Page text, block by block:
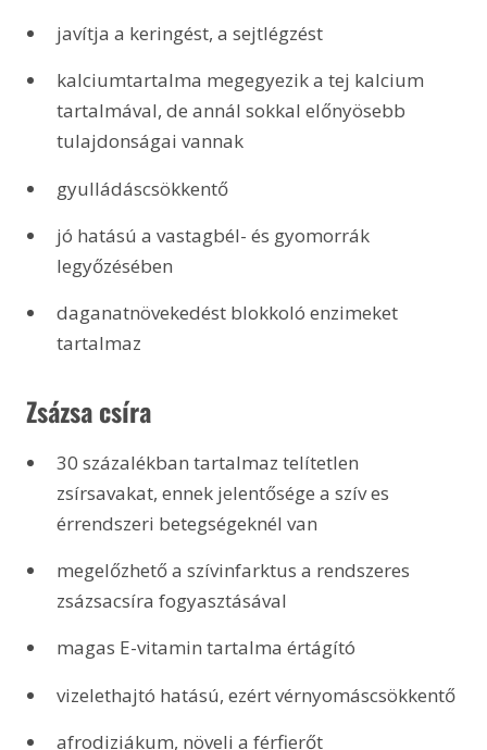
javítja a keringést, a sejtlégzést
kalciumtartalma megegyezik a tej kalcium
tartalmával, de annál sokkal előnyösebb
tulajdonságai vannak
gyulládáscsökkentő
jó hatású a vastagbél- és gyomorrák
legyőzésében
daganatnövekedést blokkoló enzimeket
tartalmaz
Zsázsa csíra
30 százalékban tartalmaz telítetlen
zsírsavakat, ennek jelentősége a szív es
érrendszeri betegségeknél van
megelőzhető a szívinfarktus a rendszeres
zsázsacsíra fogyasztásával
magas E-vitamin tartalma értágító
vizelethajtó hatású, ezért vérnyomáscsökkentő
afrodiziákum, növeli a férfierőt